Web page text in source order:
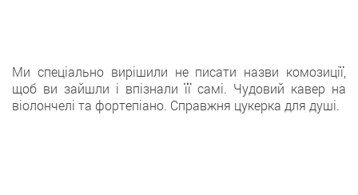
Ми спеціально вирішили не писати назви комозиції,
щоб ви зайшли і впізнали її самі. Чудовий кавер на
віолончелі та фортепіано. Справжня цукерка для душі.